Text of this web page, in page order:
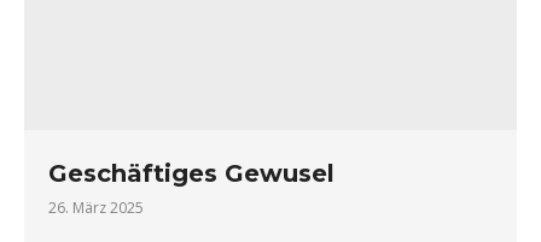
Geschäftiges Gewusel
26. März 2025